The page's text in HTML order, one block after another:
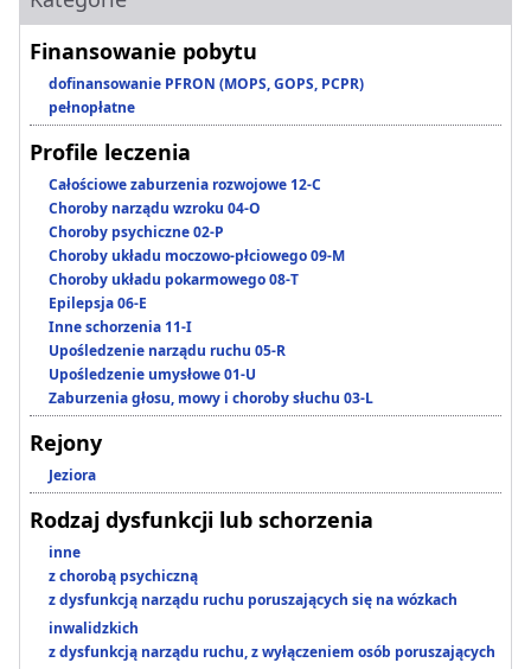
Finansowanie pobytu
dofinansowanie PFRON (MOPS, GOPS, PCPR)
pełnopłatne
Profile leczenia
Całościowe zaburzenia rozwojowe 12-C
Choroby narządu wzroku 04-O
Choroby psychiczne 02-P
Choroby układu moczowo-płciowego 09-M
Choroby układu pokarmowego 08-T
Epilepsja 06-E
Inne schorzenia 11-I
Upośledzenie narządu ruchu 05-R
Upośledzenie umysłowe 01-U
Zaburzenia głosu, mowy i choroby słuchu 03-L
Rejony
Jeziora
Rodzaj dysfunkcji lub schorzenia
inne
z chorobą psychiczną
z dysfunkcją narządu ruchu poruszających się na wózkach
inwalidzkich
z dysfunkcją narządu ruchu, z wyłączeniem osób poruszających